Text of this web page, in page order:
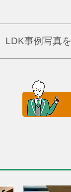
LDK事例写真